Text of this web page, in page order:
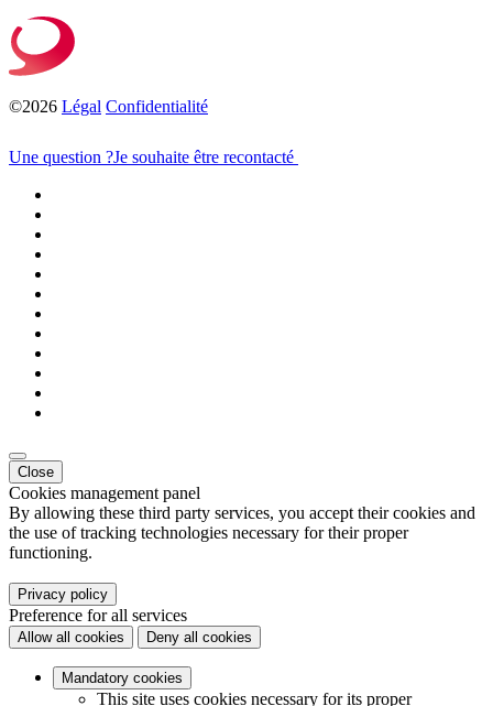
©2026 Légal Confidentialité
Une question ?Je souhaite être recontacté
Close
Cookies management panel
By allowing these third party services, you accept their cookies and
the use of tracking technologies necessary for their proper
functioning.
Privacy policy
Preference for all services
Allow all cookies Deny all cookies
Mandatory cookies
This site uses cookies necessary for its proper